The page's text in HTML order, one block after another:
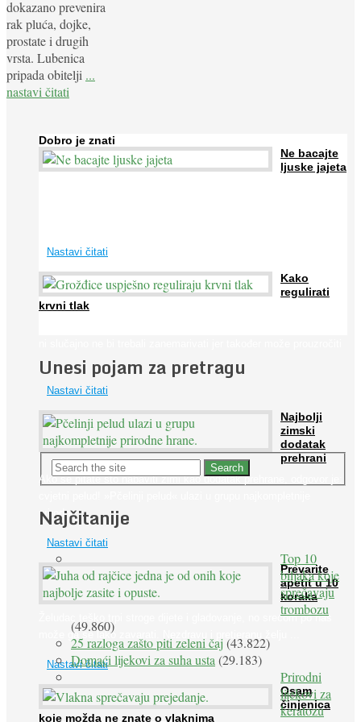
dokazano prevenira
rak pluća, dojke,
prostate i drugih
vrsta. Lubenica
pripada obitelji ...
nastavi čitati
Dobro je znati
Ne bacajte
ljuske jajeta
Nastavi čitati
Kako
regulirati
krvni tlak
...
Nastavi čitati
Najbolji
zimski
dodatak
prehrani
Ako se pitate što nabaviti zimi kao dodatak prehrane, odgovor je:
prirodne ...
Nastavi čitati
Prevarite
apetit u 10
koraka
Želudac teško trpi stroge dijete i gladovanje, no srećom po nas
može ga se lako zavarati. Nezdravu i pretjeranu želju ...
Nastavi čitati
Osam
činjenica
koje možda ne znate o vlaknima
Unesi pojam za pretragu
Najčitanije
Top 10
biljaka koje
sprečavaju
trombozu
(49.860)
25 razloga zašto piti zeleni čaj(43.822)
Domaći lijekovi za suha usta(29.183)
Prirodni
lijekovi za
keratozu